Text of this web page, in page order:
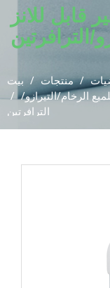
قابل للانز
الترافرتين
بيت منتجات
الرخام/التيرازو/
الترافرتين